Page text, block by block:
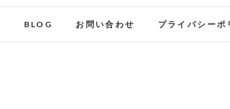
BLOG お問い合わせ プライバシーポ